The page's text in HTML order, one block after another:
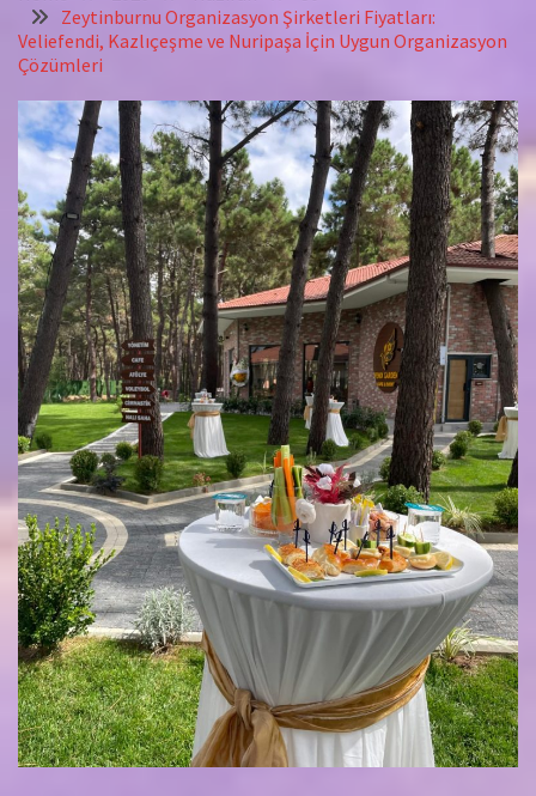
Zeytinburnu Organizasyon Şirketleri Fiyatları:
Veliefendi, Kazlıçeşme ve Nuripaşa İçin Uygun Organizasyon
Çözümleri